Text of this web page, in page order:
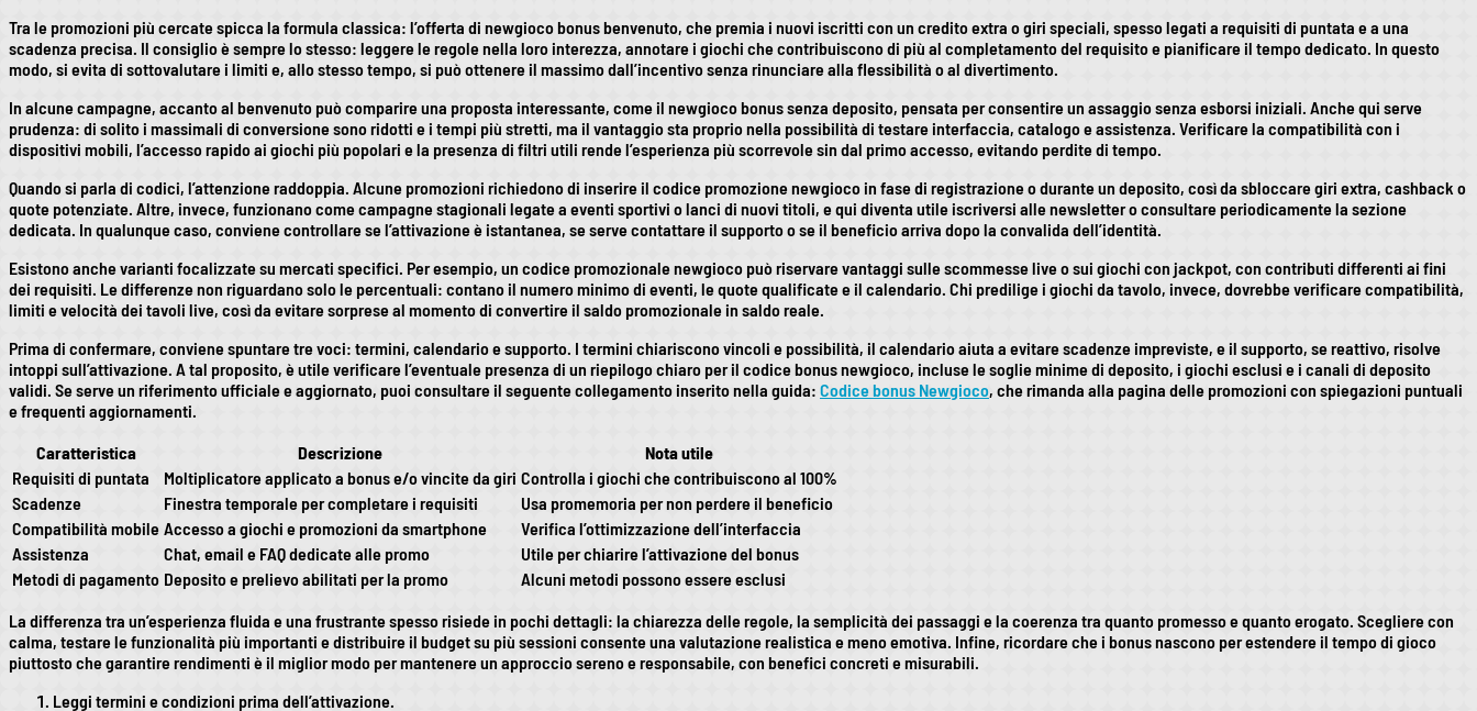
Tra le promozioni più cercate spicca la formula classica: l’offerta di newgioco bonus benvenuto, che premia i nuovi iscritti con un credito extra o giri speciali, spesso legati a requisiti di puntata e a una
scadenza precisa. Il consiglio è sempre lo stesso: leggere le regole nella loro interezza, annotare i giochi che contribuiscono di più al completamento del requisito e pianificare il tempo dedicato. In questo
modo, si evita di sottovalutare i limiti e, allo stesso tempo, si può ottenere il massimo dall’incentivo senza rinunciare alla flessibilità o al divertimento.
In alcune campagne, accanto al benvenuto può comparire una proposta interessante, come il newgioco bonus senza deposito, pensata per consentire un assaggio senza esborsi iniziali. Anche qui serve
prudenza: di solito i massimali di conversione sono ridotti e i tempi più stretti, ma il vantaggio sta proprio nella possibilità di testare interfaccia, catalogo e assistenza. Verificare la compatibilità con i
dispositivi mobili, l’accesso rapido ai giochi più popolari e la presenza di filtri utili rende l’esperienza più scorrevole sin dal primo accesso, evitando perdite di tempo.
Quando si parla di codici, l’attenzione raddoppia. Alcune promozioni richiedono di inserire il codice promozione newgioco in fase di registrazione o durante un deposito, così da sbloccare giri extra, cashback o
quote potenziate. Altre, invece, funzionano come campagne stagionali legate a eventi sportivi o lanci di nuovi titoli, e qui diventa utile iscriversi alle newsletter o consultare periodicamente la sezione
dedicata. In qualunque caso, conviene controllare se l’attivazione è istantanea, se serve contattare il supporto o se il beneficio arriva dopo la convalida dell’identità.
Esistono anche varianti focalizzate su mercati specifici. Per esempio, un codice promozionale newgioco può riservare vantaggi sulle scommesse live o sui giochi con jackpot, con contributi differenti ai fini
dei requisiti. Le differenze non riguardano solo le percentuali: contano il numero minimo di eventi, le quote qualificate e il calendario. Chi predilige i giochi da tavolo, invece, dovrebbe verificare compatibilità,
limiti e velocità dei tavoli live, così da evitare sorprese al momento di convertire il saldo promozionale in saldo reale.
Prima di confermare, conviene spuntare tre voci: termini, calendario e supporto. I termini chiariscono vincoli e possibilità, il calendario aiuta a evitare scadenze impreviste, e il supporto, se reattivo, risolve
intoppi sull’attivazione. A tal proposito, è utile verificare l’eventuale presenza di un riepilogo chiaro per il codice bonus newgioco, incluse le soglie minime di deposito, i giochi esclusi e i canali di deposito
validi. Se serve un riferimento ufficiale e aggiornato, puoi consultare il seguente collegamento inserito nella guida: Codice bonus Newgioco, che rimanda alla pagina delle promozioni con spiegazioni puntuali
e frequenti aggiornamenti.
Caratteristica
Descrizione
Nota utile
Requisiti di puntata
Moltiplicatore applicato a bonus e/o vincite da giri Controlla i giochi che contribuiscono al 100%
Scadenze
Finestra temporale per completare i requisiti
Usa promemoria per non perdere il beneficio
Compatibilità mobile Accesso a giochi e promozioni da smartphone
Verifica l’ottimizzazione dell’interfaccia
Assistenza
Chat, email e FAQ dedicate alle promo
Utile per chiarire l’attivazione del bonus
Metodi di pagamento Deposito e prelievo abilitati per la promo
Alcuni metodi possono essere esclusi
La differenza tra un’esperienza fluida e una frustrante spesso risiede in pochi dettagli: la chiarezza delle regole, la semplicità dei passaggi e la coerenza tra quanto promesso e quanto erogato. Scegliere con
calma, testare le funzionalità più importanti e distribuire il budget su più sessioni consente una valutazione realistica e meno emotiva. Infine, ricordare che i bonus nascono per estendere il tempo di gioco
piuttosto che garantire rendimenti è il miglior modo per mantenere un approccio sereno e responsabile, con benefici concreti e misurabili.
Leggi termini e condizioni prima dell’attivazione.